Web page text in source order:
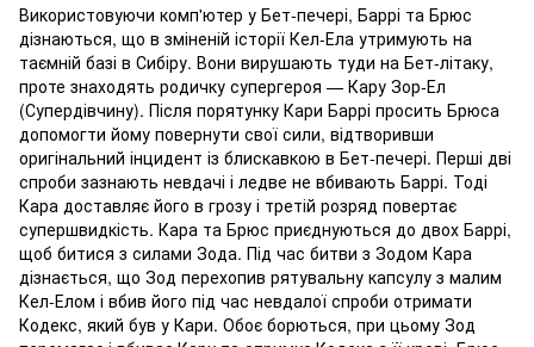
Використовуючи комп'ютер у Бет-печері, Баррі та Брюс
дізнаються, що в зміненій історії Кел-Ела утримують на
таємній базі в Сибіру. Вони вирушають туди на Бет-літаку,
проте знаходять родичку супергероя — Кару Зор-Ел
(Супердівчину). Після порятунку Кари Баррі просить Брюса
допомогти йому повернути свої сили, відтворивши
оригінальний інцидент із блискавкою в Бет-печері. Перші дві
спроби зазнають невдачі і ледве не вбивають Баррі. Тоді
Кара доставляє його в грозу і третій розряд повертає
супершвидкість. Кара та Брюс приєднуються до двох Баррі,
щоб битися з силами Зода. Під час битви з Зодом Кара
дізнається, що Зод перехопив рятувальну капсулу з малим
Кел-Елом і вбив його під час невдалої спроби отримати
Кодекс, який був у Кари. Обоє борються, при цьому Зод